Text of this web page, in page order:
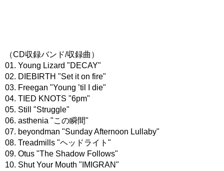
（CD収録バンド/収録曲）
01. Young Lizard "DECAY"
02. DIEBIRTH "Set it on fire"
03. Freegan "Young ’til I die"
04. TIED KNOTS "6pm"
05. Still "Struggle"
06. asthenia "この瞬間"
07. beyondman "Sunday Afternoon Lullaby"
08. Treadmills "ヘッドライト"
09. Otus "The Shadow Follows"
10. Shut Your Mouth "IMIGRAN"